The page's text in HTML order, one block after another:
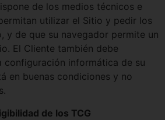
de los medios técnicos e
utilizar el Sitio y pedir los
y de que su navegador permite un
El Cliente también debe
configuración informática de su
en buenas condiciones y no
de los TCG